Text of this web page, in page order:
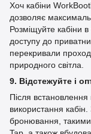
Хоч кабіни
дозволяє
Розміщуйте кабіни
доступу до
перекривали
природного світла.
9. Відстежуйте і
Після
використання кабін.
бронювання,